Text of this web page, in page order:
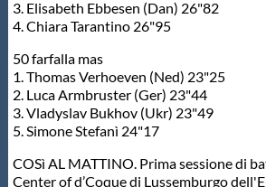
Archivio News
Flash News
Galleria fotografica
Videogallery
3. Elisabeth Ebbesen (Dan) 26"82
4. Chiara Tarantino 26"95
50 farfalla mas
1. Thomas Verhoeven (Ned) 23"25
2. Luca Armbruster (Ger) 23"44
3. Vladyslav Bukhov (Ukr) 23"49
5. Simone Stefanì 24"17
COSì AL MATTINO. Prima sessione di
Center of d’Coque di Lussemburgo